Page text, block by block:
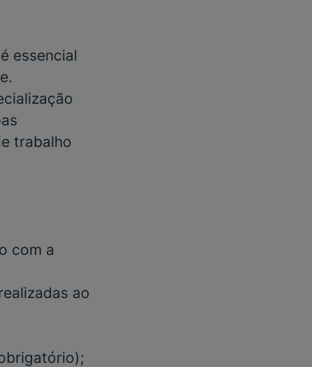
essencial
trabalho
com a
ao
;